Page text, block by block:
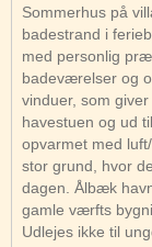
Sommerhus på
badestrand i
med personlig
badeværelser og
vinduer, som
havestuen og ud
opvarmet med
stor grund, hvor
dagen. Ålbæk
gamle værfts
Udlejes ikke til